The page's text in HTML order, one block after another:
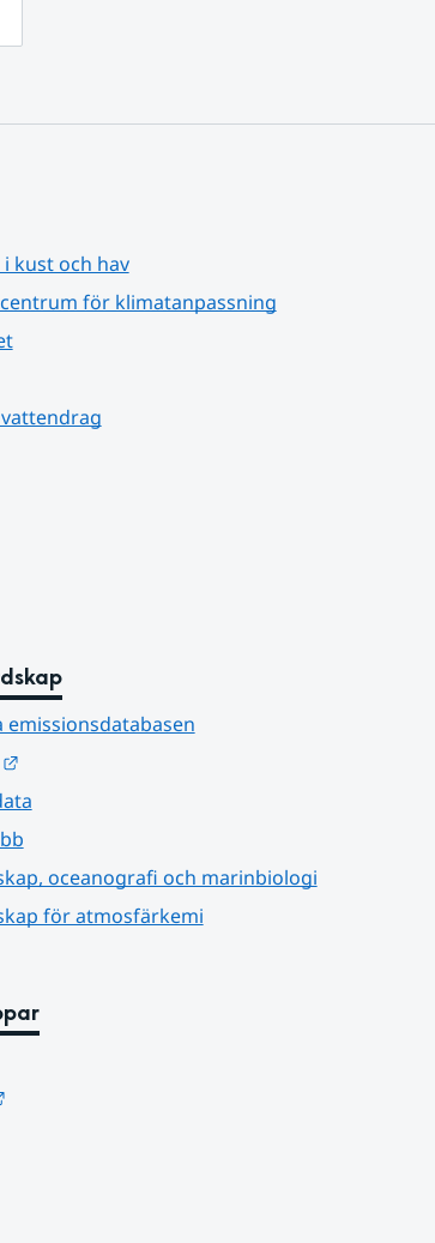
kust och hav
för klimatanpassning
emissionsdatabasen
Länk till annan webbplats.
oceanografi och marinbiologi
för atmosfärkemi
till annan webbplats.
Länk till annan webbplats.